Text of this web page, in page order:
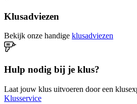
Klusadviezen
Bekijk onze handige klusadviezen
Hulp nodig bij je klus?
Laat jouw klus uitvoeren door een
Klusservice